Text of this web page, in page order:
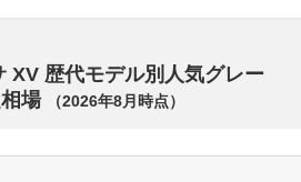
XV 歴代モデル別人気グレー
場
（2026年8月 時点）